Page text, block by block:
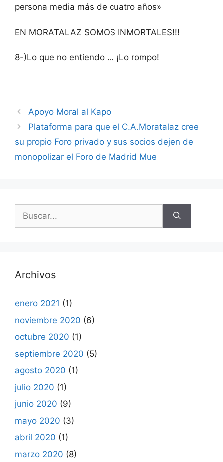
persona media más de cuatro años»
EN MORATALAZ SOMOS INMORTALES!!!
8-)Lo que no entiendo … ¡Lo rompo!
Apoyo Moral al Kapo
Plataforma para que el C.A.Moratalaz cree
su propio Foro privado y sus socios dejen de
monopolizar el Foro de Madrid Mue
Buscar:
Archivos
enero 2021 (1)
noviembre 2020 (6)
octubre 2020 (1)
septiembre 2020 (5)
agosto 2020 (1)
julio 2020 (1)
junio 2020 (9)
mayo 2020 (3)
abril 2020 (1)
marzo 2020 (8)